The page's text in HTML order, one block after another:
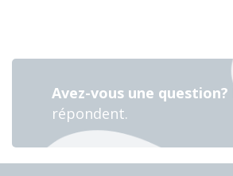
Avez-vous une question?
répondent.